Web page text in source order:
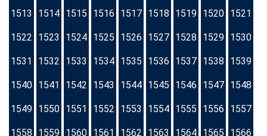
1513 1514 1515 1516 1517 1518 1519 1520 1521
1522 1523 1524 1525 1526 1527 1528 1529 1530
1531 1532 1533 1534 1535 1536 1537 1538 1539
1540 1541 1542 1543 1544 1545 1546 1547 1548
1549 1550 1551 1552 1553 1554 1555 1556 1557
1558 1559 1560 1561 1562 1563 1564 1565 1566